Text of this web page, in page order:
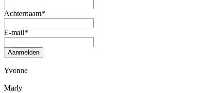
Achternaam*
E-mail*
Aanmelden
Yvonne
Marly